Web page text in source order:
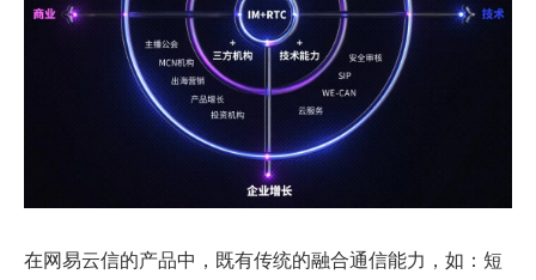
在网易云信的产品中，既有传统的融合通信能力，如：短